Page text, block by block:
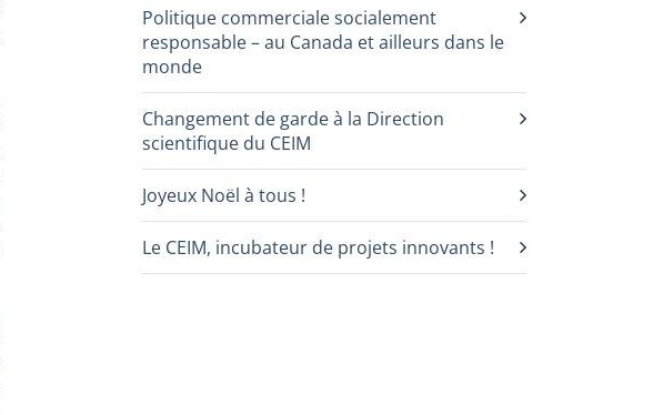
Politique commerciale socialement
responsable – au Canada et ailleurs dans le
monde
Changement de garde à la Direction
scientifique du CEIM
Joyeux Noël à tous !
Le CEIM, incubateur de projets innovants !